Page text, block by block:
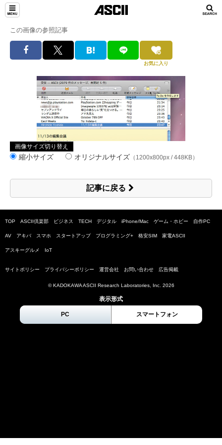
この画像の参照記事
お気に入り
画像サイズ切り替え
縮小サイズ オリジナルサイズ （1200x800px / 448KB）
記事に戻る
TOP ASCII倶楽部 ビジネス TECH デジタル iPhone/Mac ゲーム・ホビー 自作PC
AV アキバ スマホ スタートアップ プログラミング+ 格安SIM 家電ASCII
アスキーグルメ IoT
サイトポリシー プライバシーポリシー 運営会社 お問い合わせ 広告掲載
© KADOKAWA ASCII Research Laboratories, Inc. 2026
表示形式
PC スマートフォン